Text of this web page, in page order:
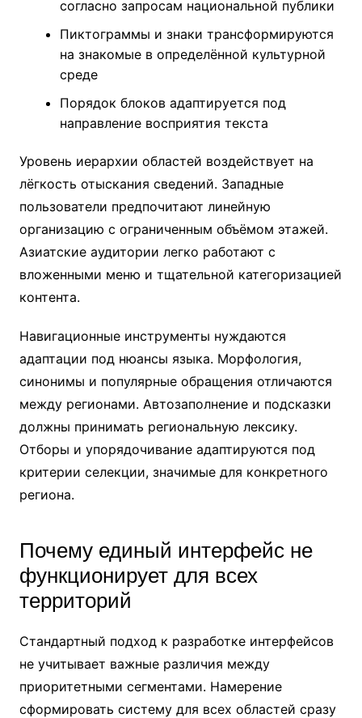
согласно запросам национальной публики
Пиктограммы и знаки трансформируются
на знакомые в определённой культурной
среде
Порядок блоков адаптируется под
направление восприятия текста
Уровень иерархии областей воздействует на
лёгкость отыскания сведений. Западные
пользователи предпочитают линейную
организацию с ограниченным объёмом этажей.
Азиатские аудитории легко работают с
вложенными меню и тщательной категоризацией
контента.
Навигационные инструменты нуждаются
адаптации под нюансы языка. Морфология,
синонимы и популярные обращения отличаются
между регионами. Автозаполнение и подсказки
должны принимать региональную лексику.
Отборы и упорядочивание адаптируются под
критерии селекции, значимые для конкретного
региона.
Почему единый интерфейс не
функционирует для всех
территорий
Стандартный подход к разработке интерфейсов
не учитывает важные различия между
приоритетными сегментами. Намерение
сформировать систему для всех областей сразу